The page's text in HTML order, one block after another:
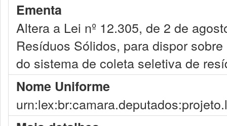
Ementa
Altera a Lei nº 12.305, de 2 de
Resíduos Sólidos, para dispor
do sistema de coleta seletiva de
Nome Uniforme